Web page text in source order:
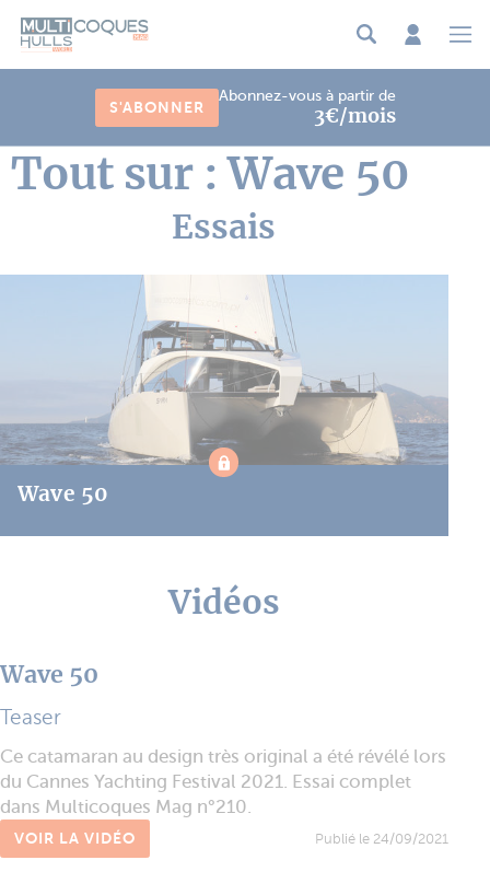
S'ABONNER
Abonnez-vous à partir de
3€/mois
Tout sur : Wave 50
Essais
Wave 50
Vidéos
Wave 50
Teaser
Ce catamaran au design très original a été révélé lors
du Cannes Yachting Festival 2021. Essai complet
dans Multicoques Mag n°210.
VOIR LA VIDÉO Publié le 24/09/2021